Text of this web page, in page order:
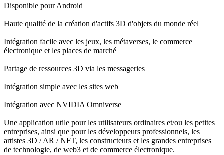
Disponible pour Android
Haute qualité de la création d'actifs 3D d'objets du monde réel
Intégration facile avec les jeux, les métaverses, le commerce
électronique et les places de marché
Partage de ressources 3D via les messageries
Intégration simple avec les sites web
Intégration avec NVIDIA Omniverse
Une application utile pour les utilisateurs ordinaires et/ou les petites
entreprises, ainsi que pour les développeurs professionnels, les
artistes 3D / AR / NFT, les constructeurs et les grandes entreprises
de technologie, de web3 et de commerce électronique.